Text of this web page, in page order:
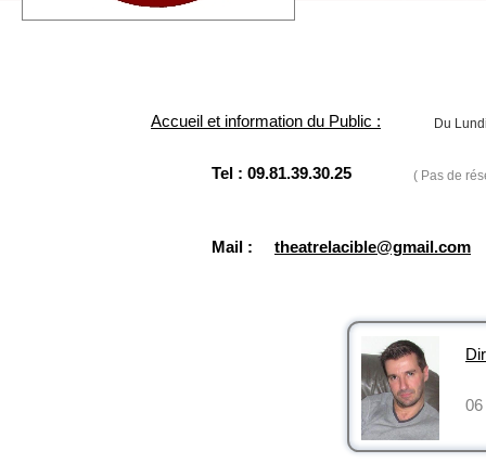
Accueil et information du Public : Du
Tel : 09.81.39.30.25 ( Pas de
Mail : theatrelacible@gmail.com
06